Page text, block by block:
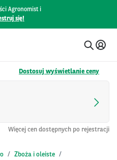
Agronomist i
się!
Dostosuj wyświetlanie ceny
Więcej cen dostępnych po rejestracji
Zboża i oleiste